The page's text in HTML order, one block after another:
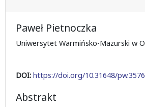
Paweł Pietnoczka
Uniwersytet Warmińsko-Mazurski w
DOI: https://doi.org/10.31648/pw.3576
Abstrakt